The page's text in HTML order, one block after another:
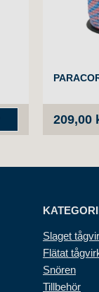
209,00
Slaget
Flätat
Snören
Tillbehör